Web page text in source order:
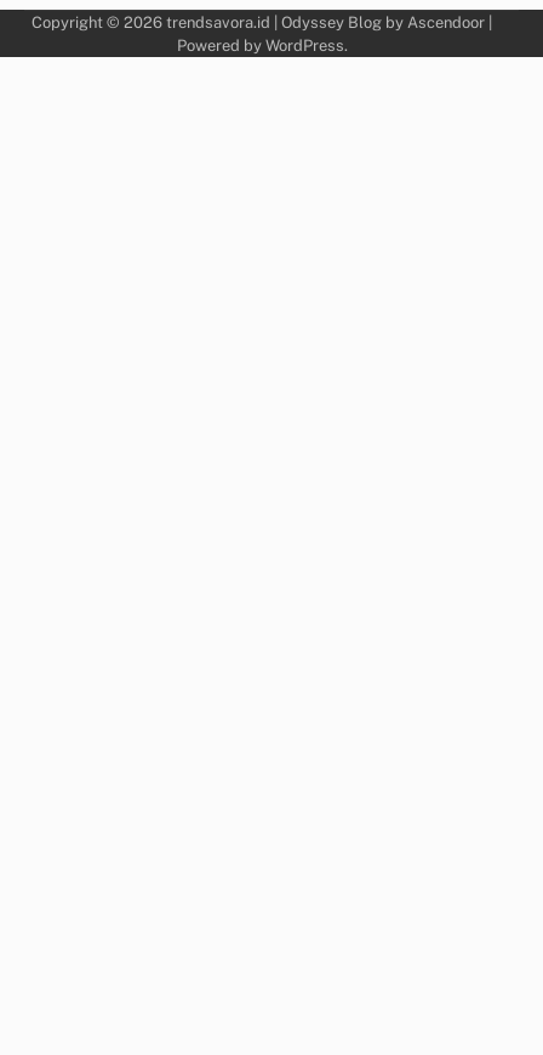
Copyright © 2026 trendsavora.id | Odyssey Blog by Ascendoor
Powered by WordPress.